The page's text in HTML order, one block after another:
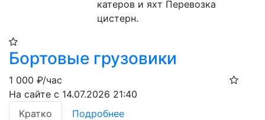
катеров и яхт Перевозка
цистерн.
Бортовые грузовики
1 000 ₽/час
На сайте с 14.07.2026 21:40
Кратко
Подробнее